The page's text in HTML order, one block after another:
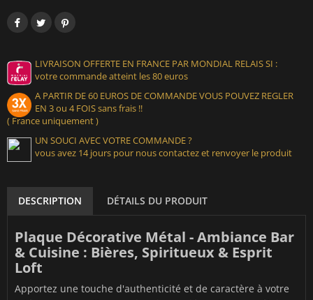
LIVRAISON OFFERTE EN FRANCE PAR MONDIAL RELAIS SI :
votre commande atteint les 80 euros
A PARTIR DE 60 EUROS DE COMMANDE VOUS POUVEZ REGLER
EN 3 ou 4 FOIS sans frais !!
( France uniquement )
UN SOUCI AVEC VOTRE COMMANDE ?
vous avez 14 jours pour nous contactez et renvoyer le produit
DESCRIPTION DÉTAILS DU PRODUIT
Plaque Décorative Métal - Ambiance Bar
& Cuisine : Bières, Spiritueux & Esprit
Loft
Apportez une touche d'authenticité et de caractère à votre